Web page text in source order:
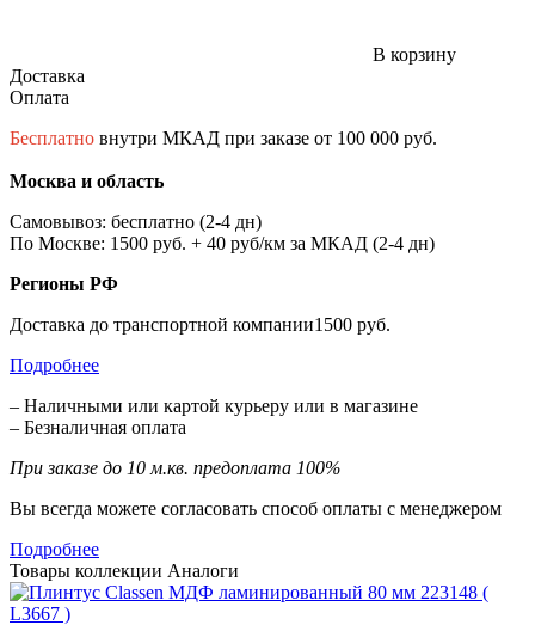
В корзину
Доставка
Оплата
Бесплатно внутри МКАД при заказе от 100 000 руб.
Москва и область
Самовывоз: бесплатно (2-4 дн)
По Москве: 1500 руб. + 40 руб/км за МКАД (2-4 дн)
Регионы РФ
Доставка до транспортной компании1500 руб.
Подробнее
– Наличными или картой курьеру или в магазине
– Безналичная оплата
При заказе до 10 м.кв. предоплата 100%
Вы всегда можете согласовать способ оплаты с менеджером
Подробнее
Товары коллекции Аналоги